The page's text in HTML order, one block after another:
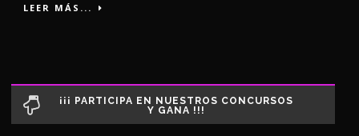
LEER MÁS...
¡¡¡ PARTICIPA EN NUESTROS CONCURSOS
Y GANA !!!